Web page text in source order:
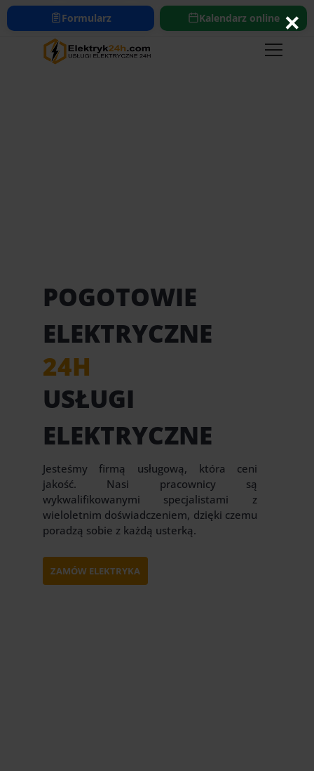
Formularz Kalendarz online
https://www.elektryk24h.com
661-654-654 bok@elektryk24h.com
POGOTOWIE
ELEKTRYCZNE
24H
USŁUGI
ELEKTRYCZNE
Jesteśmy firmą usługową, która ceni
jakość. Nasi pracownicy są
wykwalifikowanymi specjalistami z
wieloletnim doświadczeniem, dzięki czemu
poradzą sobie z każdą usterką.
ZAMÓW ELEKTRYKA
×